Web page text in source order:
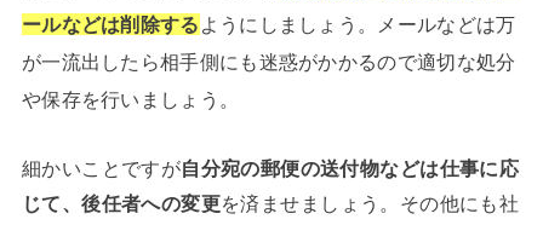
ールなどは削除する ようにしましょう。メールなどは万
が一流出したら相手側にも迷惑がかかるので適切な処分
や保存を行いましょう。
細かいことですが自分宛の郵便の送付物などは仕事に応
じて、後任者への変更を済ませましょう。その他にも社